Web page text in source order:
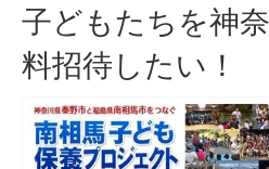
子どもたちを神
料招待したい！